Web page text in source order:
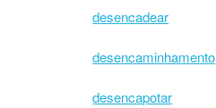
desencadear
desencaminhamento
desencapotar